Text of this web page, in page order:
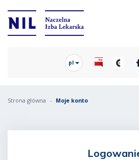
pl
Strona główna Moje konto